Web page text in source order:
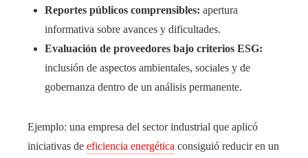
Reportes públicos comprensibles: apertura
informativa sobre avances y dificultades.
Evaluación de proveedores bajo criterios ESG:
inclusión de aspectos ambientales, sociales y de
gobernanza dentro de un análisis permanente.
Ejemplo: una empresa del sector industrial que aplicó
iniciativas de eficiencia energética consiguió reducir en un